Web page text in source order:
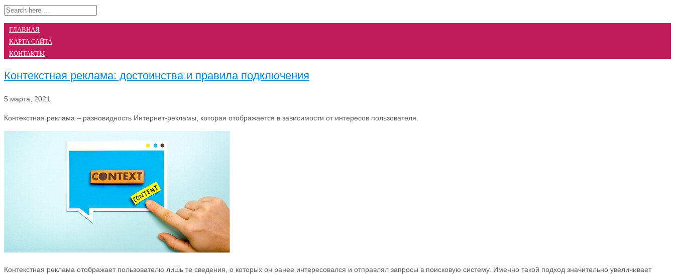
ГЛАВНАЯ
КАРТА САЙТА
КОНТАКТЫ
Контекстная реклама: достоинства и правила подключения
5 марта, 2021
Контекстная реклама – разновидность Интернет-рекламы, которая отображается в зависимости от интересов пользователя.
Контекстная реклама отображает пользователю лишь те сведения, о которых он ранее интересовался и отправлял запросы в поисковую систему. Именно такой подход значительно увеличивает